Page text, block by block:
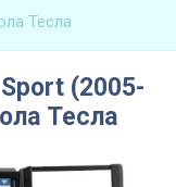
Тесла
Sport (2005-
Тесла